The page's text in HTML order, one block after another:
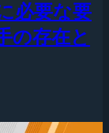
必要な要
の存在と